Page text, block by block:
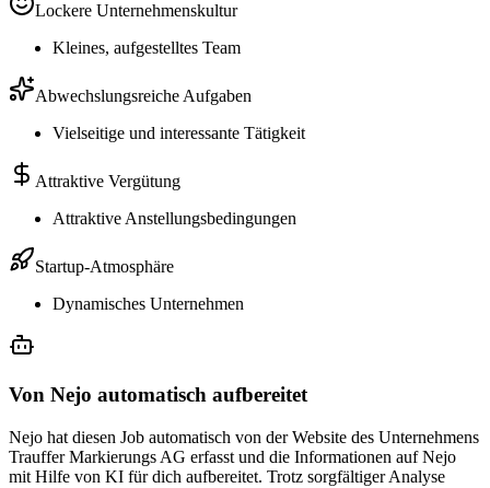
Lockere Unternehmenskultur
Kleines, aufgestelltes Team
Abwechslungsreiche Aufgaben
Vielseitige und interessante Tätigkeit
Attraktive Vergütung
Attraktive Anstellungsbedingungen
Startup-Atmosphäre
Dynamisches Unternehmen
Von Nejo automatisch aufbereitet
Nejo hat diesen Job automatisch von der Website des Unternehmens
Trauffer Markierungs AG erfasst und die Informationen auf Nejo
mit Hilfe von KI für dich aufbereitet. Trotz sorgfältiger Analyse